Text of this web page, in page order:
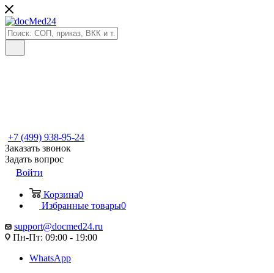
+7 (499) 938-95-24
Заказать звонок
Задать вопрос
Войти
Корзина0
Избранные товары0
support@docmed24.ru
Пн-Пт: 09:00 - 19:00
WhatsApp